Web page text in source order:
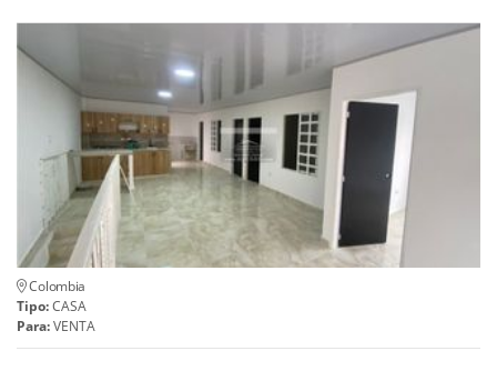
Colombia
Tipo:CASA
Para:VENTA